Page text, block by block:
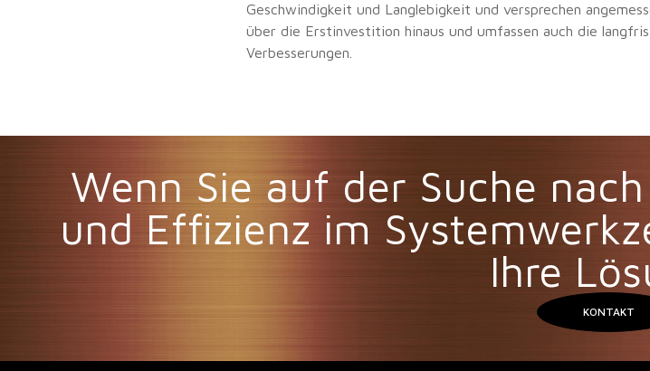
Geschwindigkeit und Langlebigkeit und versprechen
über die Erstinvestition hinaus und umfassen auch die
Verbesserungen.
Wenn Sie auf der Suche
und Effizienz im
Ihre
KONTAKT